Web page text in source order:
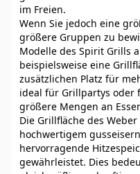
im Freien.
Wenn Sie jedoch eine
größere Gruppen zu
Modelle des Spirit Grills
beispielsweise eine
zusätzlichen Platz für
ideal für Grillpartys oder
größere Mengen an
Die Grillfläche des
hochwertigem
hervorragende
gewährleistet. Dies